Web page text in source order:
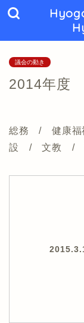
議会の動き
2014年度
総務 / 健康
設 / 文教 /